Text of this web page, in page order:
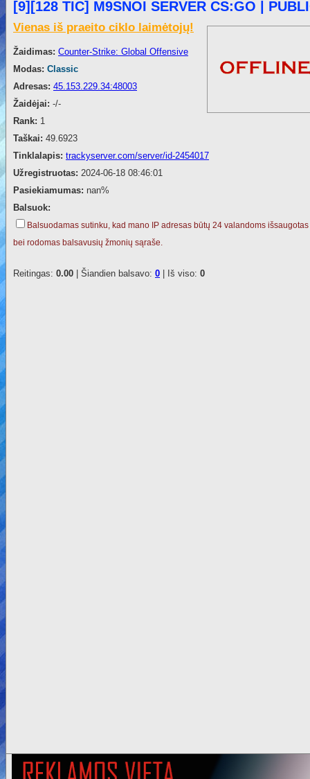
[9][128 TIC] M9SNOI SERVER CS:GO |
Vienas iš praeito ciklo laimėtojų!
Žaidimas: Counter-Strike: Global Offensive
Modas: Classic
Adresas: 45.153.229.34:48003
Žaidėjai: -/-
Rank: 1
Taškai: 49.6923
Tinklalapis: trackyserver.com/server/id-2454017
Užregistruotas: 2024-06-18 08:46:01
Pasiekiamumas: nan%
Balsuok:
Balsuodamas sutinku, kad mano IP adresas būtų 24 valandoms išsaugotas
bei rodomas balsavusių žmonių sąraše.
Reitingas: 0.00 | Šiandien balsavo: 0 | Iš viso: 0